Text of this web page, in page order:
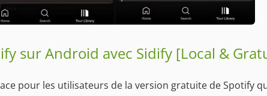
sur Android avec Sidify [Local &
pour les utilisateurs de la version gratuite de Spotify